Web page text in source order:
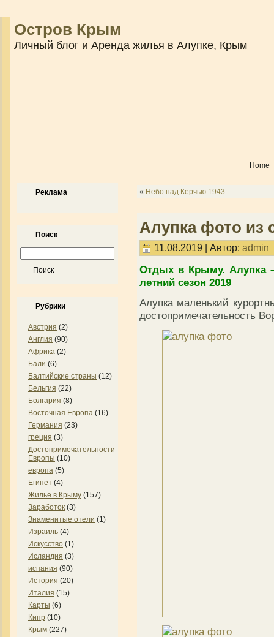
Остров Крым
Личный блог и Аренда жилья в Алупке, Крым
Home
Реклама
Поиск
Рубрики
Австрия (2)
Англия (90)
Африка (2)
Бали (6)
Балтийские страны (12)
Бельгия (22)
Болгария (8)
Восточная Европа (16)
Германия (23)
греция (3)
Достопримечательности
Европы (10)
европа (5)
Египет (4)
Жилье в Крыму (157)
Заработок (3)
Знаменитые отели (1)
Израиль (4)
Искусство (1)
Исландия (3)
испания (90)
История (20)
Италия (15)
Карты (6)
Кипр (10)
Крым (227)
« Небо над Керчью 1943
Алупка фото из
11.08.2019 | Автор: admin
Отдых в Крыму. Алупка
летний сезон 2019
Алупка маленький
достопримечательность